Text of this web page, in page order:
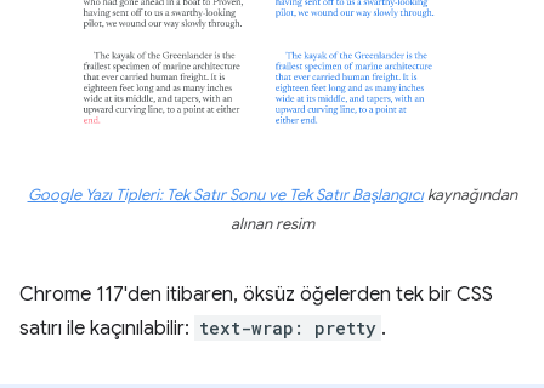
Google Yazı Tipleri: Tek Satır Sonu ve Tek Satır Başlangıcıkaynağından
alınan resim
Chrome 117'den itibaren, öksüz öğelerden tek bir CSS
satırı ile kaçınılabilir: text-wrap: pretty .